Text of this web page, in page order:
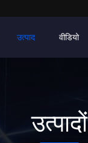
उत्पाद वीडियो
उत्पादों